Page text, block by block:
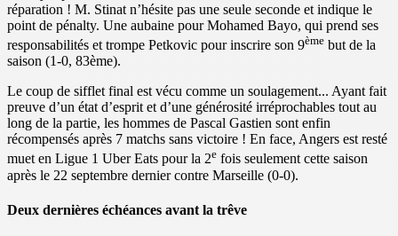
réparation ! M. Stinat n’hésite pas une seule seconde et indique le
point de pénalty. Une aubaine pour Mohamed Bayo, qui prend ses
responsabilités et trompe Petkovic pour inscrire son 9ème but de la
saison (1-0, 83ème).
Le coup de sifflet final est vécu comme un soulagement... Ayant fait
preuve d’un état d’esprit et d’une générosité irréprochables tout au
long de la partie, les hommes de Pascal Gastien sont enfin
récompensés après 7 matchs sans victoire ! En face, Angers est resté
muet en Ligue 1 Uber Eats pour la 2e fois seulement cette saison
après le 22 septembre dernier contre Marseille (0-0).
Deux dernières échéances avant la trêve